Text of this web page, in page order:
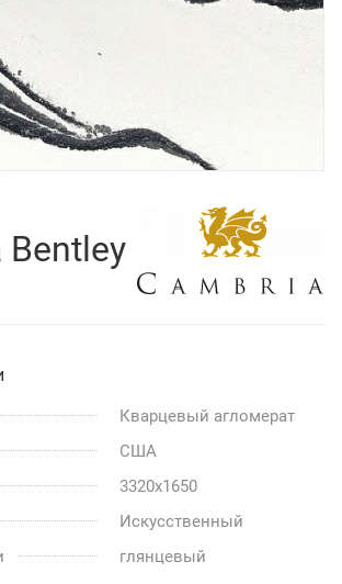
Bentley
Кварцевый агломерат
США
3320x1650
Искусственный
глянцевый